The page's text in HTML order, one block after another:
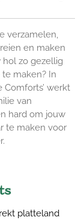
verzamelen,
en maken
zo gezellig
maken? In
Comforts’ werkt
van
hard om jouw
te maken voor
platteland